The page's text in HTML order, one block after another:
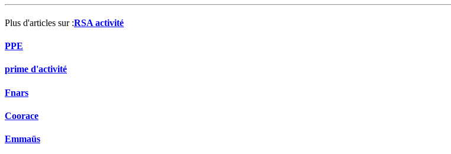
Plus d'articles sur :RSA activité
PPE
prime d'activité
Fnars
Coorace
Emmaüs